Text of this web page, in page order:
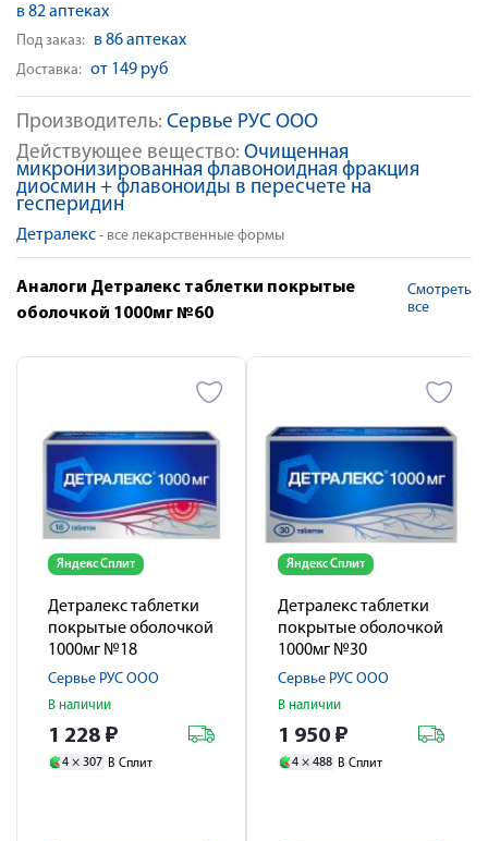
Производитель: Сервье РУС ООО
Действующее вещество: Очищенная
микронизированная флавоноидная фракция
диосмин + флавоноиды в пересчете на
гесперидин
Детралекс - все лекарственные формы
в 82 аптеках
Под заказ: в 86 аптеках
Доставка: от 149 руб
Аналоги Детралекс таблетки покрытые
оболочкой 1000мг №60
Смотреть
все
Яндекс Сплит
Детралекс таблетки
покрытые оболочкой
1000мг №18
Сервье РУС ООО
В наличии
1 228 ₽
4 × 307 В Сплит
Яндекс Сплит
Детралекс таблетки
покрытые оболочкой
1000мг №30
Сервье РУС ООО
В наличии
1 950 ₽
4 × 488 В Сплит